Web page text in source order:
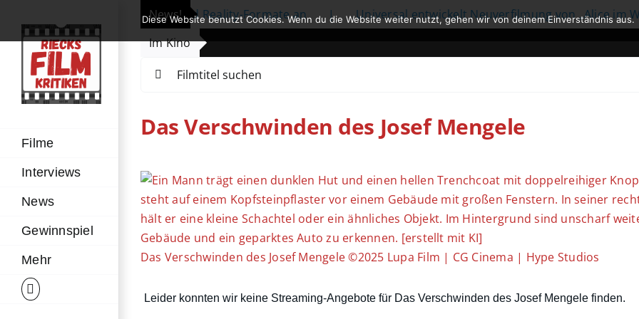
Inhalt
springen
Filme
Interviews
News
Gewinnspiel
Mehr
News!
neue Serien, Filme und Reality-Formate an | Universal entwickelt Neuverfilmung von „Alice im
Im Kino
Das Verschwinden des Josef Mengele
Zeige
grösseres
Bild
Das Verschwinden des Josef Mengele ©2025 Lupa Film | CG Cinema | Hype Studios
Diese Website benutzt Cookies. Wenn du die Website weiter nutzt, gehen wir von deinem Einverständnis aus.